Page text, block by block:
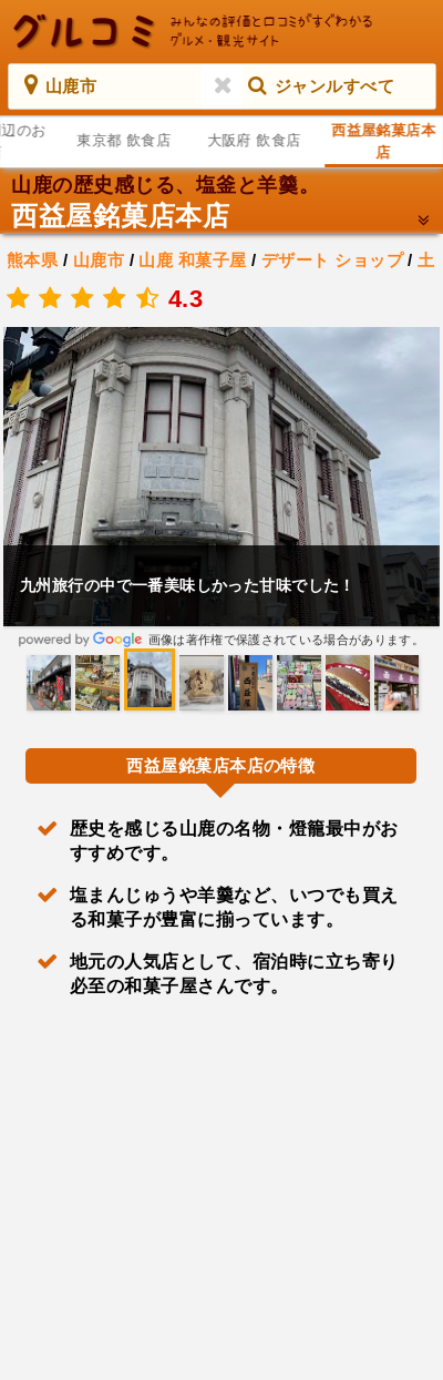
山鹿市 ジャンルすべて
のお
東京都 飲食店 大阪府 飲食店
西益屋銘菓店本
店
山鹿の歴史感じる、塩釜と羊羹。
西益屋銘菓店本店
熊本県 / 山鹿市 / 山鹿 和菓子屋 / デザート ショップ/ 土
.
4.3
九州旅行の中で一番美味しかった甘味でした！
画像は著作権で保護されている場合があります。
西益屋銘菓店本店の特徴
歴史を感じる山鹿の名物・燈籠最中がお
すすめです。
塩まんじゅうや羊羹など、いつでも買え
る和菓子が豊富に揃っています。
地元の人気店として、宿泊時に立ち寄り
必至の和菓子屋さんです。